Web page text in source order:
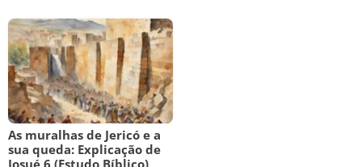
As muralhas de Jericó e a
sua queda: Explicação de
Josué 6 (Estudo Bíblico)